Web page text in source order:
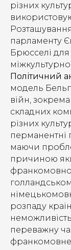
різних
парламенту
Брюсселі
Політичний
модель
війн,
складних
різних
перманентні
маючи
причиною
розпаду
переважну
франкомовне